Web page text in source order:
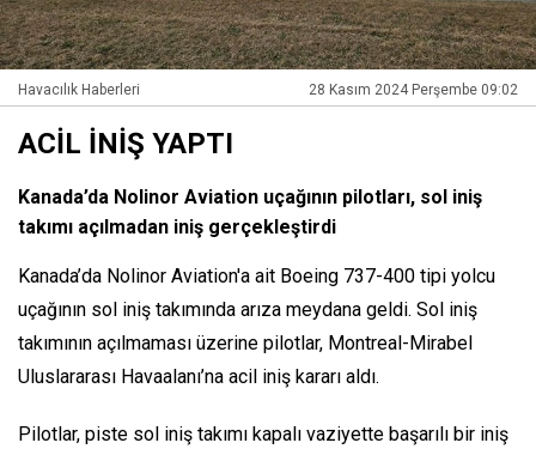
Havacılık Haberleri 28 Kasım 2024 Perşembe 09:02
ACİL İNİŞ YAPTI
Kanada’da Nolinor Aviation uçağının pilotları, sol iniş
takımı açılmadan iniş gerçekleştirdi
Kanada’da Nolinor Aviation'a ait Boeing 737-400 tipi yolcu
uçağının sol iniş takımında arıza meydana geldi. Sol iniş
takımının açılmaması üzerine pilotlar, Montreal-Mirabel
Uluslararası Havaalanı’na acil iniş kararı aldı.
Pilotlar, piste sol iniş takımı kapalı vaziyette başarılı bir iniş